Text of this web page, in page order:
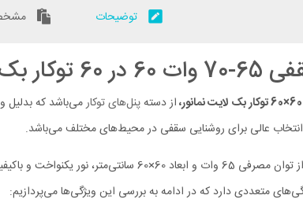
توضیحات
نمانور
از دستهپنل‌های توکارمی‌باشد که بدلیل
عالی برای روشنایی سقفی در محیط‌های مختلف می‌باشد.
می‌آورد. تکنولوژی استفاده شده در ساخت این پنل،
متعددی دارد که در ادامه به بررسی این ویژگی‌ها می‌پردازیم: